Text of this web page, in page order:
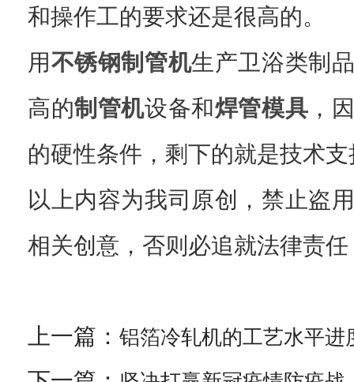
和操作工的要求还是很高的。
用不锈钢制管机生产卫浴类制
高的制管机设备和焊管模具 ，
的硬性条件，剩下的就是技术
以上内容为我司原创，禁止盗
相关创意，否则必追就法律责任
上一篇： 铝箔冷轧机的工艺水平进